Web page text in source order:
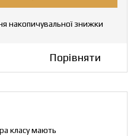
накопичувальної знижки
Порівняти
класу мають